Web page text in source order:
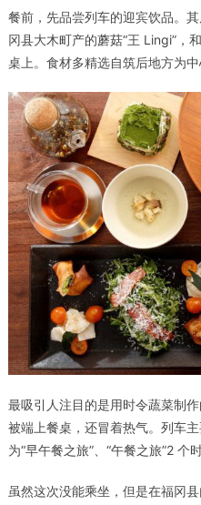
餐前，先品尝列车的迎宾饮品。
冈县大木町产的蘑菇“王 Lingi”，
桌上。食材多精选自筑后地方为
最吸引人注目的是用时令蔬菜制
被端上餐桌，还冒着热气。列车
为“早午餐之旅”、“午餐之旅”2 个时
虽然这次没能乘坐，但是在福冈